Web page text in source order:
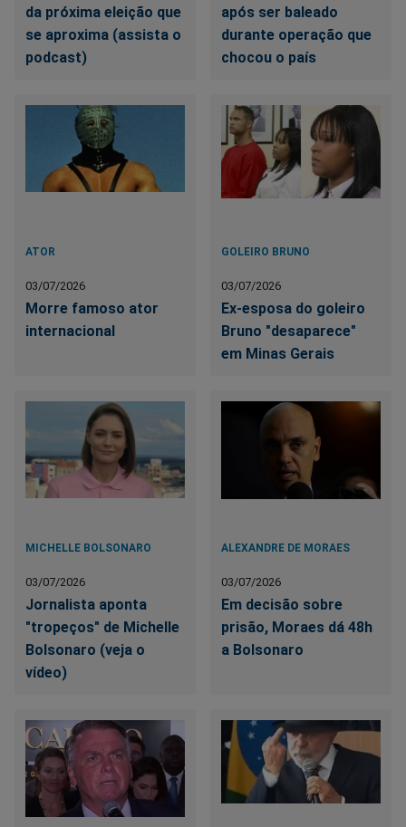
da próxima eleição que
se aproxima (assista o
podcast)
após ser baleado
durante operação que
chocou o país
ATOR
03/07/2026
Morre famoso ator
internacional
GOLEIRO BRUNO
03/07/2026
Ex-esposa do goleiro
Bruno "desaparece"
em Minas Gerais
MICHELLE BOLSONARO
03/07/2026
Jornalista aponta
"tropeços" de Michelle
Bolsonaro (veja o
vídeo)
ALEXANDRE DE MORAES
03/07/2026
Em decisão sobre
prisão, Moraes dá 48h
a Bolsonaro